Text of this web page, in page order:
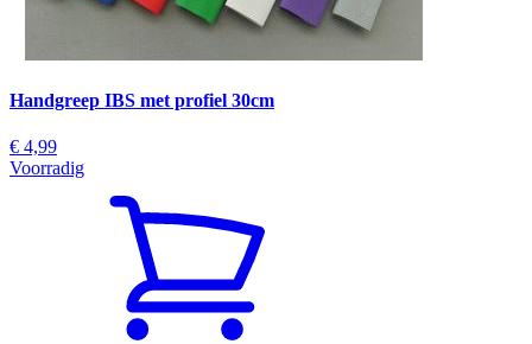
Handgreep IBS met profiel 30cm
€ 4,99
Voorradig